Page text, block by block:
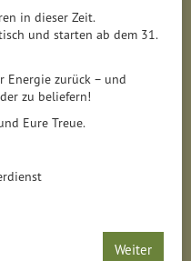
in dieser Zeit.
und starten ab dem 31.
Energie zurück – und
zu beliefern!
Eure Treue.
Weiter